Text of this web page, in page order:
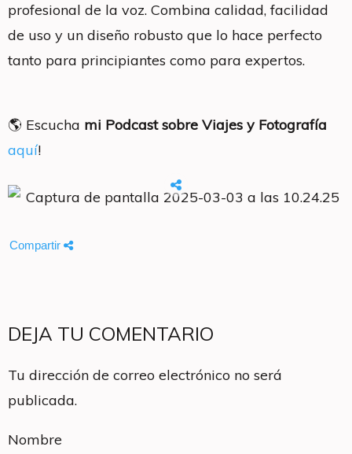
profesional de la voz. Combina calidad, facilidad
de uso y un diseño robusto que lo hace perfecto
tanto para principiantes como para expertos.
🌎 Escucha mi Podcast sobre Viajes y Fotografía
aquí!
Compartir
DEJA TU COMENTARIO
Tu dirección de correo electrónico no será
publicada.
Nombre